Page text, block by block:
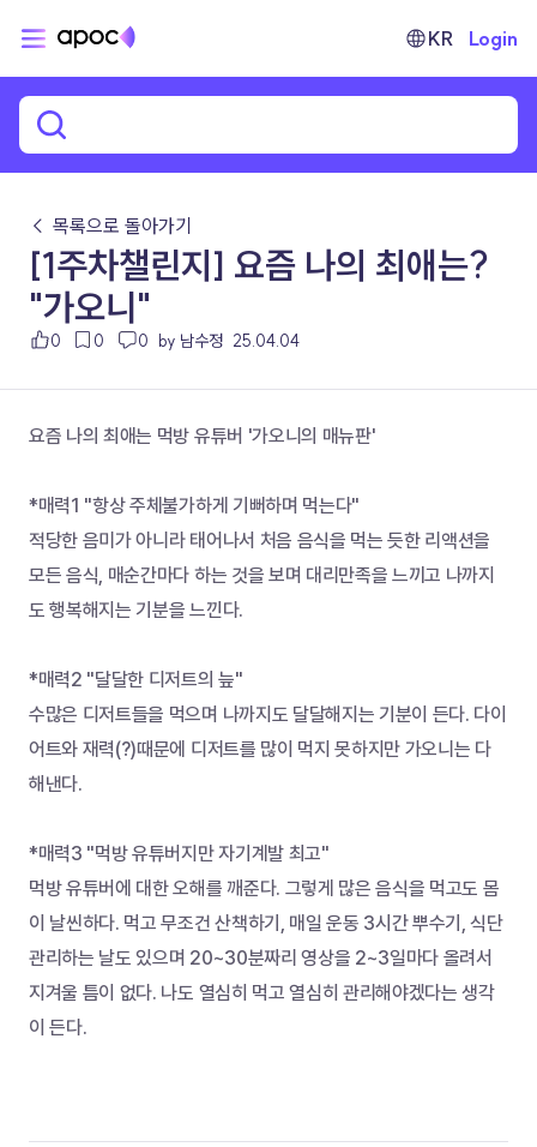
KR Login
← 목록으로 돌아가기
[1주차챌린지] 요즘 나의 최애는?
"가오니"
0 0 0 by 남수정 25.04.04
요즘 나의 최애는 먹방 유튜버 '가오니의 매뉴판'
*매력1 "항상 주체불가하게 기뻐하며 먹는다"
적당한 음미가 아니라 태어나서 처음 음식을 먹는 듯한 리액션을
모든 음식, 매순간마다 하는 것을 보며 대리만족을 느끼고 나까지
도 행복해지는 기분을 느낀다.
*매력2 "달달한 디저트의 늪"
수많은 디저트들을 먹으며 나까지도 달달해지는 기분이 든다. 다이
어트와 재력(?)때문에 디저트를 많이 먹지 못하지만 가오니는 다
해낸다.
*매력3 "먹방 유튜버지만 자기계발 최고"
먹방 유튜버에 대한 오해를 깨준다. 그렇게 많은 음식을 먹고도 몸
이 날씬하다. 먹고 무조건 산책하기, 매일 운동 3시간 뿌수기, 식단
관리하는 날도 있으며 20~30분짜리 영상을 2~3일마다 올려서
지겨울 틈이 없다. 나도 열심히 먹고 열심히 관리해야겠다는 생각
이 든다.